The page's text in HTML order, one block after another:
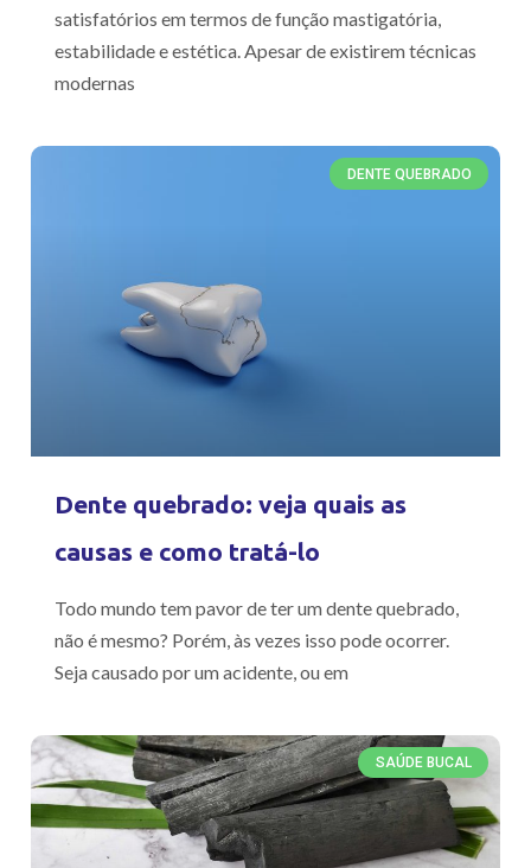
satisfatórios em termos de função mastigatória,
estabilidade e estética. Apesar de existirem técnicas
modernas
DENTE QUEBRADO
Dente quebrado: veja quais as
causas e como tratá-lo
Todo mundo tem pavor de ter um dente quebrado,
não é mesmo? Porém, às vezes isso pode ocorrer.
Seja causado por um acidente, ou em
SAÚDE BUCAL